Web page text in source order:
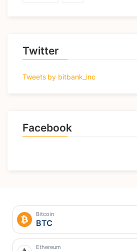
Twitter
Tweets by bitbank_inc
Facebook
Bitcoin
BTC
Ethereum